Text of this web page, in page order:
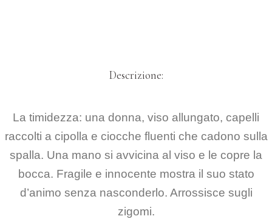
Descrizione:
La timidezza: una donna, viso allungato, capelli
raccolti a cipolla e ciocche fluenti che cadono sulla
spalla. Una mano si avvicina al viso e le copre la
bocca. Fragile e innocente mostra il suo stato
d’animo senza nasconderlo. Arrossisce sugli
zigomi.